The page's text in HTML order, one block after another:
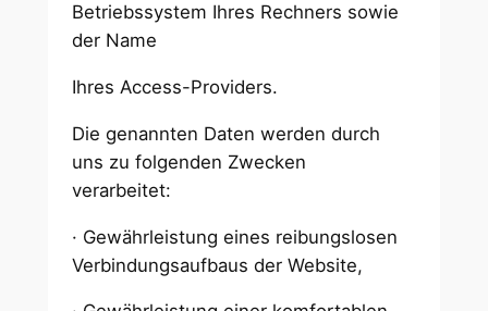
Betriebssystem Ihres Rechners sowie
der Name
Ihres Access-Providers.
Die genannten Daten werden durch
uns zu folgenden Zwecken
verarbeitet:
· Gewährleistung eines reibungslosen
Verbindungsaufbaus der Website,